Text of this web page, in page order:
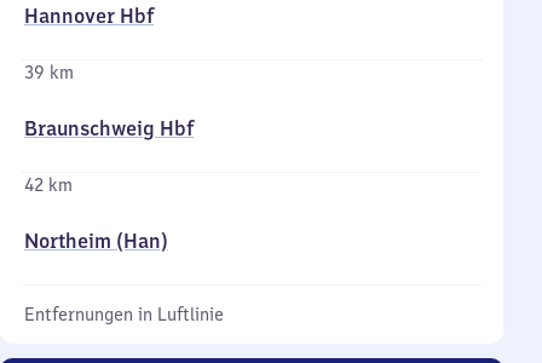
Hannover Hbf
39 km
Braunschweig Hbf
42 km
Northeim (Han)
Entfernungen in Luftlinie